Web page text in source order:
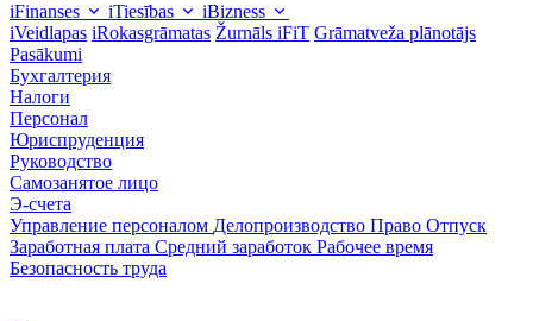
iFinanses iTiesības
iBizness
iVeidlapas iRokasgrāmatas Žurnāls iFiT Grāmatveža plānotājs
Pasākumi
Бухгалтерия
Налоги
Персонал
Юриспруденция
Руководство
Самозанятое лицо
Э-счета
Управление персоналом Делопроизводство Право Отпуск
Заработная плата Средний заработок Рабочее время
Безопасность труда